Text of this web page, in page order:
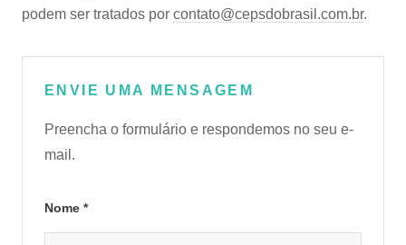
podem ser tratados por contato@cepsdobrasil.com.br.
ENVIE UMA MENSAGEM
Preencha o formulário e respondemos no seu e-
mail.
Nome *